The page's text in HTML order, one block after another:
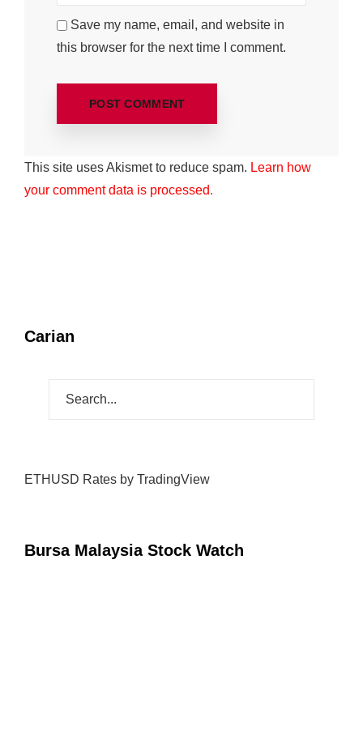
Save my name, email, and website in
this browser for the next time I comment.
This site uses Akismet to reduce spam. Learn how
your comment data is processed.
Carian
ETHUSD Rates by TradingView
Bursa Malaysia Stock Watch